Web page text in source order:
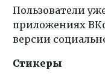
Пользователи
приложениях
версии
Стикеры